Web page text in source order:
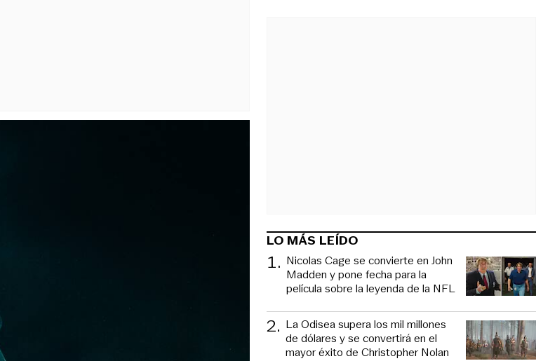
LO MÁS LEÍDO
1. Nicolas Cage se convierte en John
Madden y pone fecha para la
película sobre la leyenda de la NFL
2. La Odisea supera los mil millones
de dólares y se convertirá en el
mayor éxito de Christopher Nolan